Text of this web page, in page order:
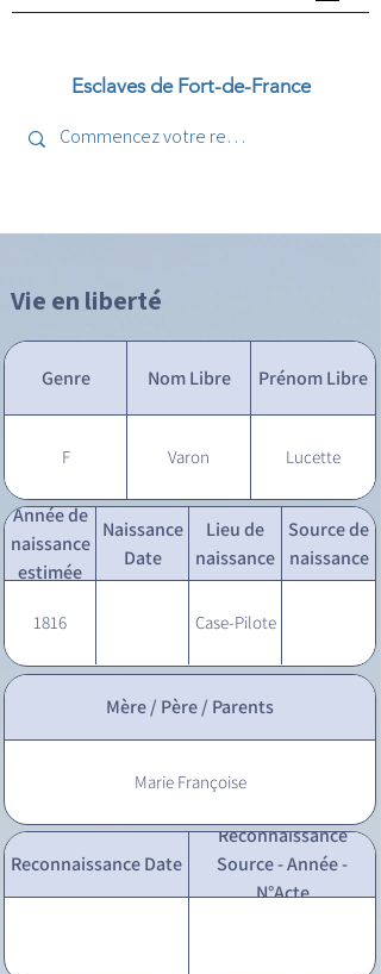
Esclaves de Fort-de-France
Vie en liberté
Genre Nom Libre Prénom Libre
F Varon Lucette
Année de
naissance
estimée
Naissance
Date
Lieu de
naissance
Source de
naissance
1816 Case-Pilote
Mère / Père / Parents
Marie Françoise
Reconnaissance Date
Reconnaissance
Source - Année -
N°Acte